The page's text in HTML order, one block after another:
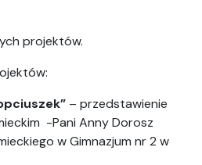
projektów.
– przedstawienie
-Pani Anny Dorosz
w Gimnazjum nr 2 w